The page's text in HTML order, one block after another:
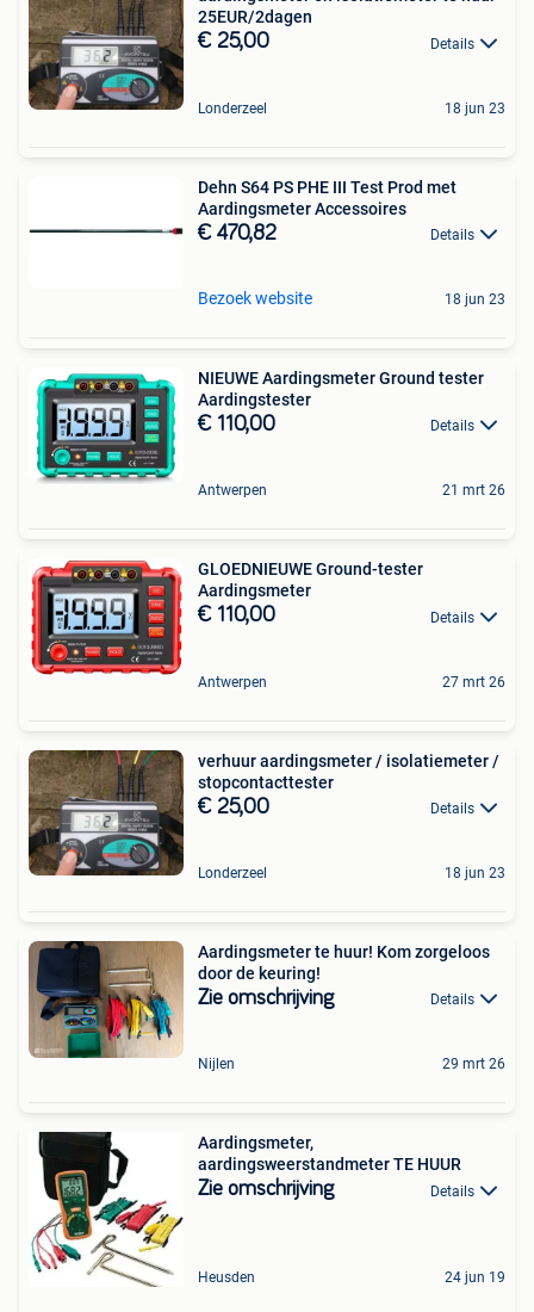
25EUR/2dagen
€ 25,00 Details
Londerzeel 18 jun 23
Dehn S64 PS PHE III Test Prod met
Aardingsmeter Accessoires
€ 470,82 Details
Bezoek website 18 jun 23
NIEUWE Aardingsmeter Ground tester
Aardingstester
€ 110,00 Details
Antwerpen 21 mrt 26
GLOEDNIEUWE Ground-tester
Aardingsmeter
€ 110,00 Details
Antwerpen 27 mrt 26
verhuur aardingsmeter / isolatiemeter /
stopcontacttester
€ 25,00 Details
Londerzeel 18 jun 23
Aardingsmeter te huur! Kom zorgeloos
door de keuring!
Zie omschrijving Details
Nijlen 29 mrt 26
Aardingsmeter,
aardingsweerstandmeter TE HUUR
Zie omschrijving Details
Heusden 24 jun 19